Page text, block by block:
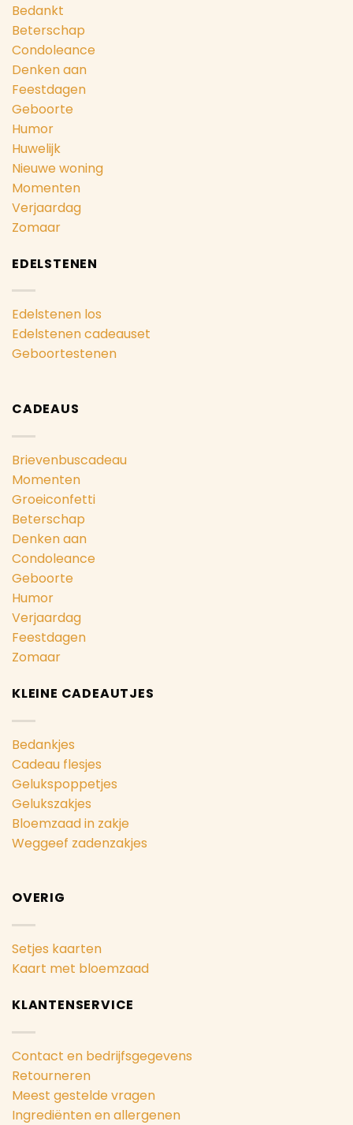
Bedankt
Beterschap
Condoleance
Denken aan
Feestdagen
Geboorte
Humor
Huwelijk
Nieuwe woning
Momenten
Verjaardag
Zomaar
EDELSTENEN
Edelstenen los
Edelstenen cadeauset
Geboortestenen
CADEAUS
Brievenbuscadeau
Momenten
Groeiconfetti
Beterschap
Denken aan
Condoleance
Geboorte
Humor
Verjaardag
Feestdagen
Zomaar
KLEINE CADEAUTJES
Bedankjes
Cadeau flesjes
Gelukspoppetjes
Gelukszakjes
Bloemzaad in zakje
Weggeef zadenzakjes
OVERIG
Setjes kaarten
Kaart met bloemzaad
KLANTENSERVICE
Contact en bedrijfsgegevens
Retourneren
Meest gestelde vragen
Ingrediënten en allergenen